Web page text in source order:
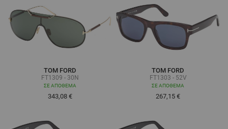
TOM FORD
FT1309 - 30N
ΣΕ ΑΠΌΘΕΜΑ
343,08 €
TOM FORD
FT1303 - 52V
ΣΕ ΑΠΌΘΕΜΑ
267,15 €